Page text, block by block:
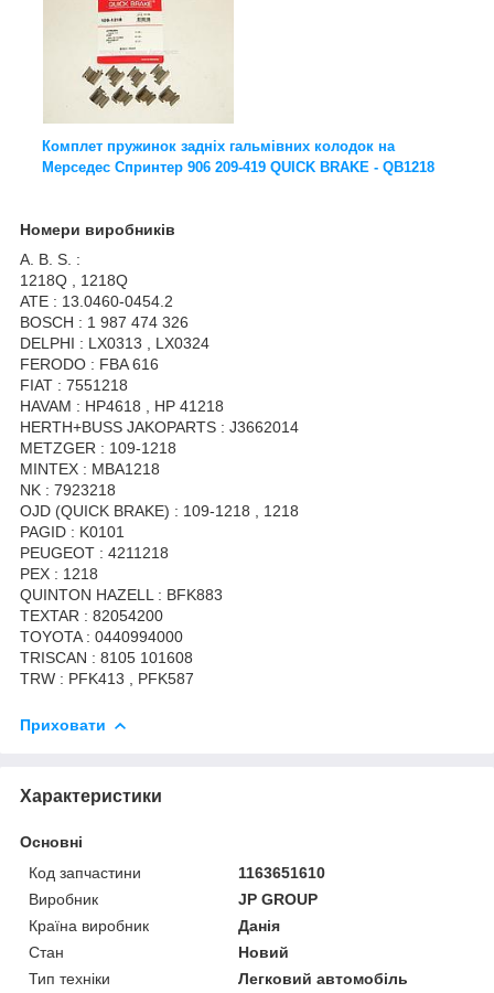
Комплет пружинок задніх гальмівних колодок на
Мерседес Спринтер 906 209-419 QUICK BRAKE - QB1218
Номери виробників
A. B. S. :
1218Q , 1218Q
ATE : 13.0460-0454.2
BOSCH : 1 987 474 326
DELPHI : LX0313 , LX0324
FERODO : FBA 616
FIAT : 7551218
HAVAM : HP4618 , HP 41218
HERTH+BUSS JAKOPARTS : J3662014
METZGER : 109-1218
MINTEX : MBA1218
NK : 7923218
OJD (QUICK BRAKE) : 109-1218 , 1218
PAGID : K0101
PEUGEOT : 4211218
PEX : 1218
QUINTON HAZELL : BFK883
TEXTAR : 82054200
TOYOTA : 0440994000
TRISCAN : 8105 101608
TRW : PFK413 , PFK587
Приховати
Характеристики
Основні
Код запчастини
1163651610
Виробник
JP GROUP
Країна виробник
Данія
Стан
Новий
Тип техніки
Легковий автомобіль